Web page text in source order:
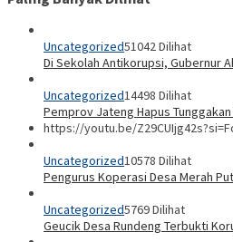
Uncategorized51042 Dilihat
Di Sekolah Antikorupsi, Gubernur
Uncategorized14498 Dilihat
Pemprov Jateng Hapus
https://youtu.be/
Uncategorized10578 Dilihat
Pengurus Koperasi Desa Merah
Uncategorized5769 Dilihat
Geucik Desa Rundeng Terbukti